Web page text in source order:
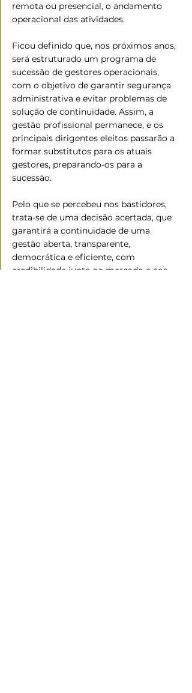
remota ou presencial, o andamento
operacional das atividades.
Ficou definido que, nos próximos anos,
será estruturado um programa de
sucessão de gestores operacionais,
com o objetivo de garantir segurança
administrativa e evitar problemas de
solução de continuidade. Assim, a
gestão profissional permanece, e os
principais dirigentes eleitos passarão a
formar substitutos para os atuais
gestores, preparando-os para a
sucessão.
Pelo que se percebeu nos bastidores,
trata-se de uma decisão acertada, que
garantirá a continuidade de uma
gestão aberta, transparente,
democrática e eficiente, com
credibilidade junto ao mercado e aos